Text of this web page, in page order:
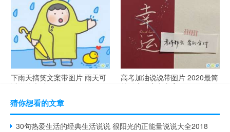
腻搞笑的土味情话
气说说高冷范
下雨天搞笑文案带图片 雨天可
以发的幽默句子
高考加油说说带图片 2020最简
单励志的高考文案
猜你想看的文章
30句热爱生活的经典生活说说 很阳光的正能量说说大全2018